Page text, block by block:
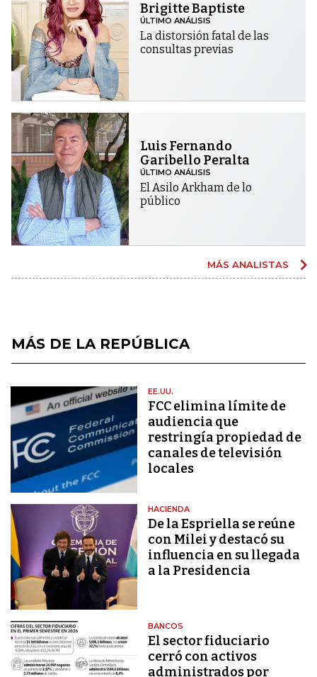
Brigitte Baptiste
ÚLTIMO ANÁLISIS
La distorsión fatal de las
consultas previas
Luis Fernando
Garibello Peralta
ÚLTIMO ANÁLISIS
El Asilo Arkham de lo
público
MÁS ANALISTAS
MÁS DE LA REPÚBLICA
EE.UU.
FCC elimina límite de
audiencia que
restringía propiedad de
canales de televisión
locales
HACIENDA
De la Espriella se reúne
con Milei y destacó su
influencia en su llegada
a la Presidencia
BANCOS
El sector fiduciario
cerró con activos
administrados por